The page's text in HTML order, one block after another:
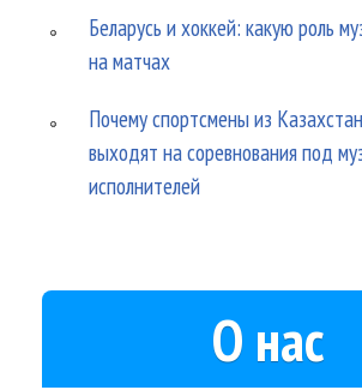
Беларусь и хоккей: какую роль
на матчах
Почему спортсмены из
выходят на соревнования под
исполнителей
О нас